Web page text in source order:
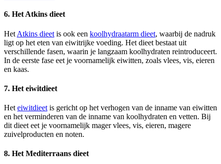
6. Het Atkins dieet
Het Atkins dieet is ook een koolhydraatarm dieet, waarbij de nadruk
ligt op het eten van eiwitrijke voeding. Het dieet bestaat uit
verschillende fasen, waarin je langzaam koolhydraten reintroduceert.
In de eerste fase eet je voornamelijk eiwitten, zoals vlees, vis, eieren
en kaas.
7. Het eiwitdieet
Het eiwitdieet is gericht op het verhogen van de inname van eiwitten
en het verminderen van de inname van koolhydraten en vetten. Bij
dit dieet eet je voornamelijk mager vlees, vis, eieren, magere
zuivelproducten en noten.
8. Het Mediterraans dieet